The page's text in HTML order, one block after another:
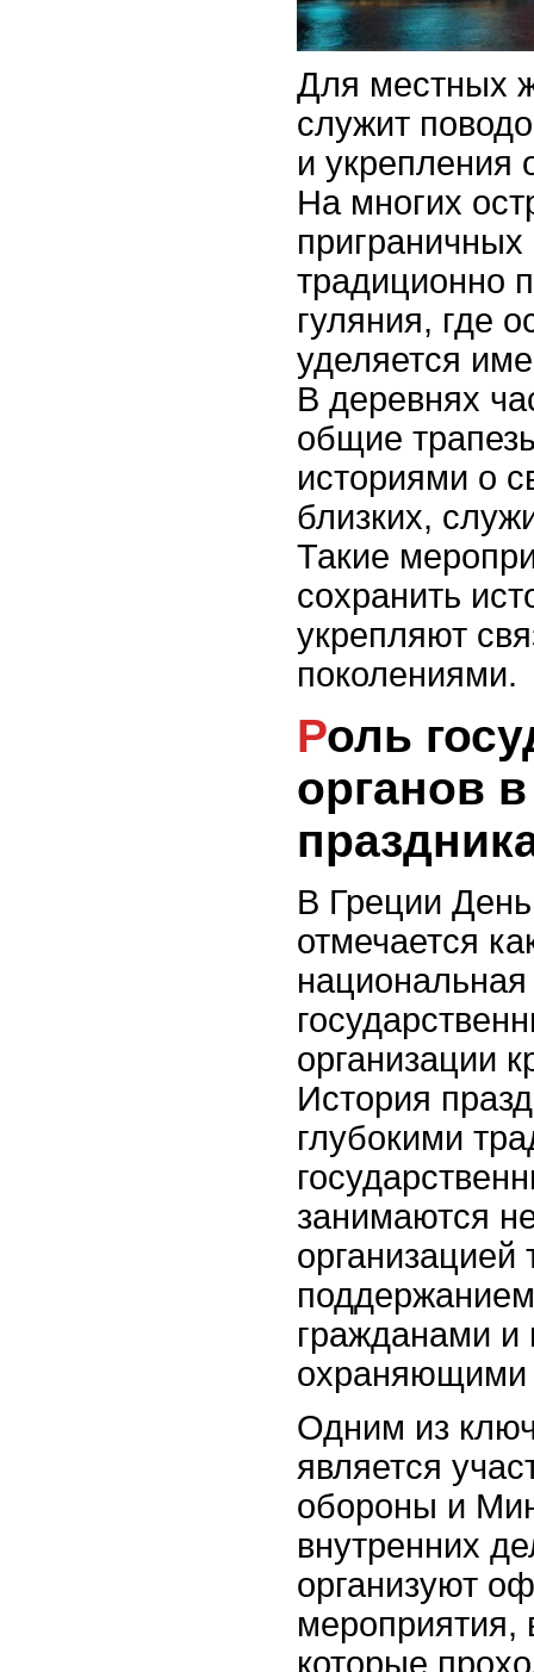
Для местных
служит
и укрепления
На многих
традиционно
гуляния, где
уделяется
В деревнях
общие
историями о
близких,
Такие
сохранить
укрепляют
поколениями.
Роль государственных
органов
В Греции
отмечается
организации
История
глубокими
занимаются
организацией
гражданами
охраняющими
Одним из
является
обороны и
внутренних
организуют
мероприятия,
которые